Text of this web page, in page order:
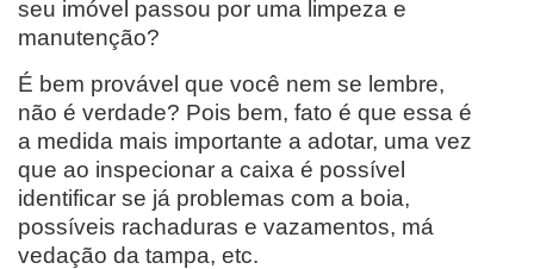
seu imóvel passou por uma limpeza e
manutenção?
É bem provável que você nem se lembre,
não é verdade? Pois bem, fato é que essa é
a medida mais importante a adotar, uma vez
que ao inspecionar a caixa é possível
identificar se já problemas com a boia,
possíveis rachaduras e vazamentos, má
vedação da tampa, etc.